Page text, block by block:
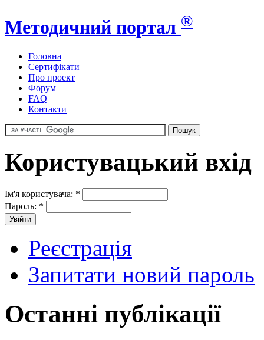
Методичний портал ®
Головна
Сертифікати
Про проект
Форум
FAQ
Контакти
Користувацький вхід
Ім'я користувача: *
Пароль: *
Реєстрація
Запитати новий пароль
Останні публікації